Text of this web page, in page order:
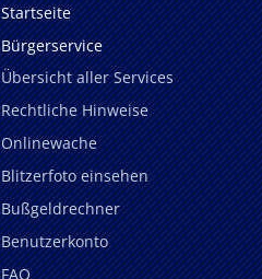
Startseite
Bürgerservice
Übersicht aller Services
Rechtliche Hinweise
Onlinewache
Blitzerfoto einsehen
Bußgeldrechner
Benutzerkonto
FAQ